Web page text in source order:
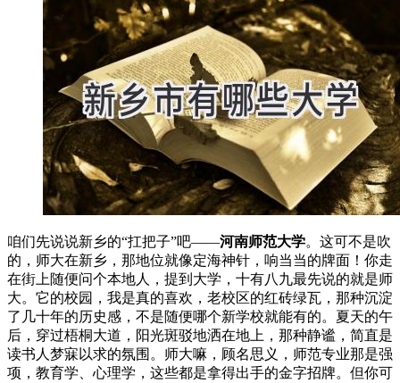
咱们先说说新乡的“扛把子”吧——河南师范大学。这可不是吹
的，师大在新乡，那地位就像定海神针，响当当的牌面！你走
在街上随便问个本地人，提到大学，十有八九最先说的就是师
大。它的校园，我是真的喜欢，老校区的红砖绿瓦，那种沉淀
了几十年的历史感，不是随便哪个新学校就能有的。夏天的午
后，穿过梧桐大道，阳光斑驳地洒在地上，那种静谧，简直是
读书人梦寐以求的氛围。师大嘛，顾名思义，师范专业那是强
项，教育学、心理学，这些都是拿得出手的金字招牌。但你可